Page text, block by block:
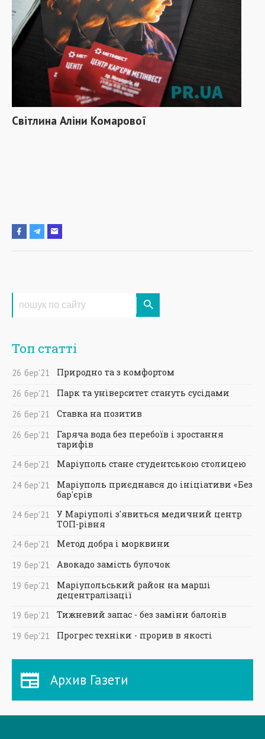
Світлина Аліни Комарової
Топ статті
26 бер'21
Природно та з комфортом
26 бер'21
Парк та університет стануть сусідами
26 бер'21
Ставка на позитив
26 бер'21
Гаряча вода без перебоїв і зростання
тарифів
24 бер'21
Маріуполь стане студентською столицею
24 бер'21
Маріуполь приєднався до ініціативи «Без
бар'єрів
24 бер'21
У Маріуполі з'явиться медичний центр
ТОП-рівня
24 бер'21
Метод добра і морквини
19 бер'21
Авокадо замість булочок
19 бер'21
Маріупольський район на марші
децентралізації
19 бер'21
Тижневий запас - без заміни балонів
19 бер'21 Прогрес техніки - прорив в якості
Архив Газети